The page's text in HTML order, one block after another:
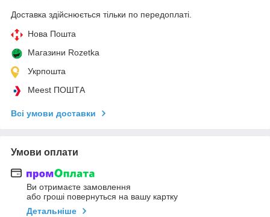
Доставка здійснюється тільки по передоплаті.
Нова Пошта
Магазини Rozetka
Укрпошта
Meest ПОШТА
Всі умови доставки
Умови оплати
Ви отримаєте замовлення
або гроші повернуться на вашу картку
Детальніше